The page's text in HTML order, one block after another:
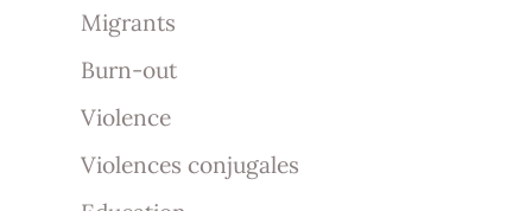
Migrants
Burn-out
Violence
Violences conjugales